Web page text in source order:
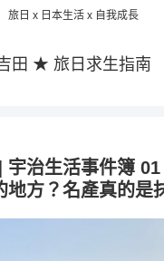
旅日 x 日本生活 x 自我成長
田 ★ 旅日求生指南
宇治生活事件簿
地方？名產真的是